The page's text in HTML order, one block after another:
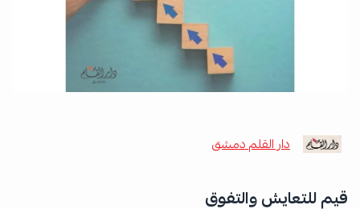
دار القلم دمشق
قيم للتعايش والتفوق